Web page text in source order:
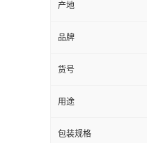
产地
品牌
货号
用途
包装规格